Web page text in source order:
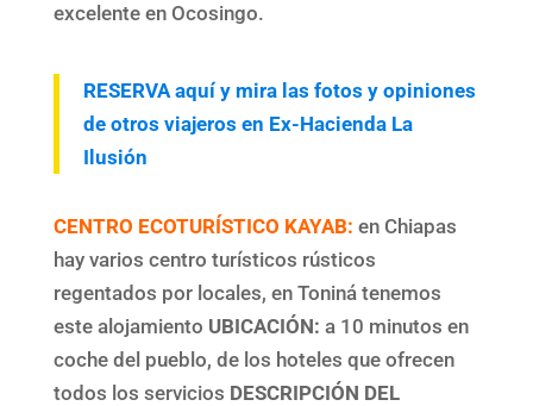
excelente en Ocosingo.
RESERVA aquí y mira las fotos y opiniones
de otros viajeros en Ex-Hacienda La
Ilusión
CENTRO ECOTURÍSTICO KAYAB: en Chiapas
hay varios centro turísticos rústicos
regentados por locales, en Toniná tenemos
este alojamiento UBICACIÓN: a 10 minutos en
coche del pueblo, de los hoteles que ofrecen
todos los servicios DESCRIPCIÓN DEL